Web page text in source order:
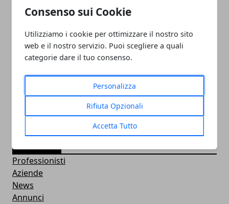
Consenso sui Cookie
Utilizziamo i cookie per ottimizzare il nostro sito
web e il nostro servizio. Puoi scegliere a quali
categorie dare il tuo consenso.
Personalizza
Rifiuta Opzionali
Accetta Tutto
PULITORE COORDINATORE
05/11/2024
Professionisti
Aziende
News
Annunci